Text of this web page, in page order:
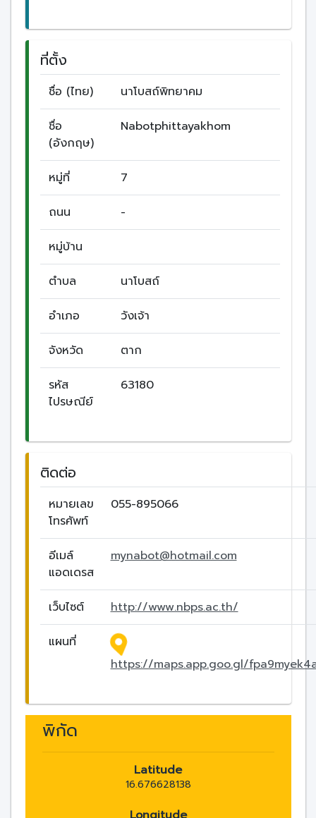
ที่ตั้ง
ชื่อ (ไทย) นาโบสถ์พิทยาคม
ชื่อ
(อังกฤษ)
Nabotphittayakhom
หมู่ที่ 7
ถนน -
หมู่บ้าน
ตำบล นาโบสถ์
อำเภอ วังเจ้า
จังหวัด ตาก
รหัส
ไปรษณีย์
63180
ติดต่อ
หมายเลข
โทรศัพท์
055-895066
อีเมล์
แอดเดรส
mynabot@hotmail.com
เว็บไซต์ http://www.nbps.ac.th/
แผนที่
https://maps.app.goo.gl/
พิกัด
Latitude
16.676628138